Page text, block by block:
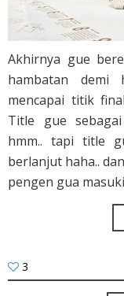
Akhirnya gue
hambatan demi
mencapai titik
Title gue
hmm.. tapi title
berlanjut haha..
pengen gua
3